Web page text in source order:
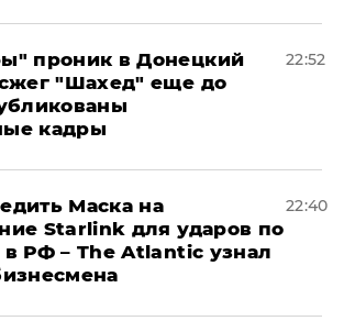
проник в Донецкий
"Шахед" еще до
кадры
22:52
Маска на
Starlink для ударов по
в РФ – The Atlantic узнал
22:40